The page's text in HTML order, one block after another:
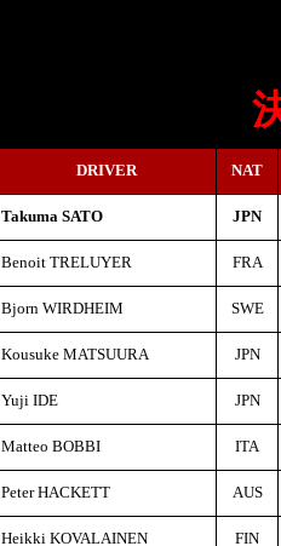
DRIVER NAT
Takuma SATO JPN
Benoit TRELUYER FRA
Bjorn WIRDHEIM SWE
Kousuke MATSUURA JPN
Yuji IDE JPN
Matteo BOBBI ITA
Peter HACKETT AUS
Heikki KOVALAINEN FIN